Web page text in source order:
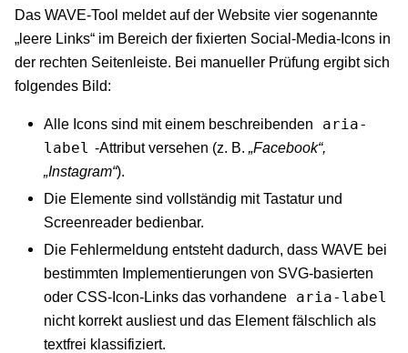
Das WAVE-Tool meldet auf der Website vier sogenannte
„leere Links“ im Bereich der fixierten Social-Media-Icons in
der rechten Seitenleiste. Bei manueller Prüfung ergibt sich
folgendes Bild:
Alle Icons sind mit einem beschreibenden
aria-
label -Attribut versehen (z. B. „Facebook“,
„Instagram“).
Die Elemente sind vollständig mit Tastatur und
Screenreader bedienbar.
Die Fehlermeldung entsteht dadurch, dass WAVE bei
bestimmten Implementierungen von SVG-basierten
oder CSS-Icon-Links das vorhandene
aria-label
nicht korrekt ausliest und das Element fälschlich als
textfrei klassifiziert.